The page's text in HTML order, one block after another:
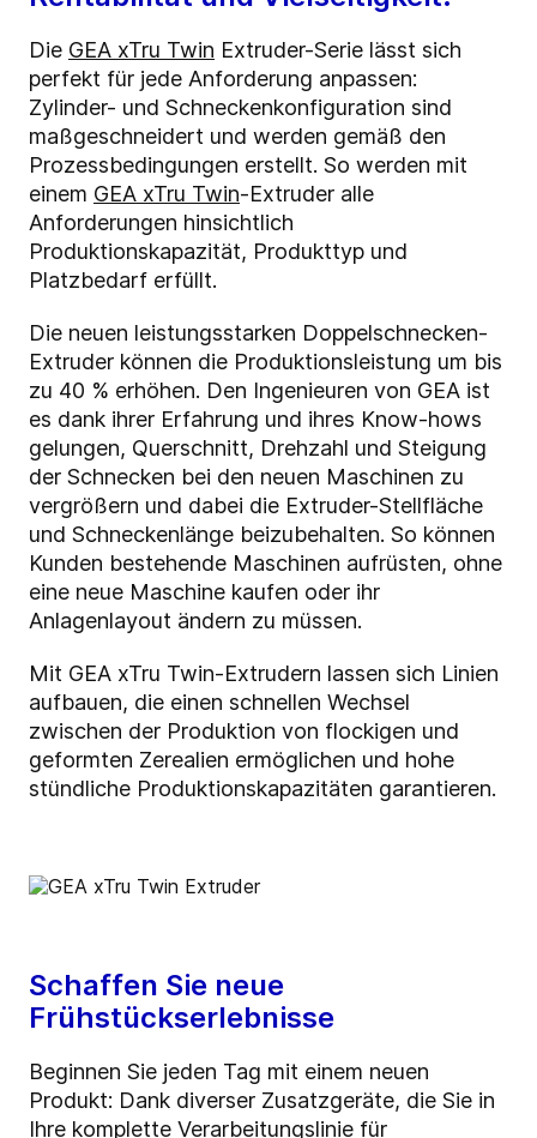
Die GEA xTru Twin Extruder-Serie lässt sich
perfekt für jede Anforderung anpassen:
Zylinder- und Schneckenkonfiguration sind
maßgeschneidert und werden gemäß den
Prozessbedingungen erstellt. So werden mit
einem GEA xTru Twin-Extruder alle
Anforderungen hinsichtlich
Produktionskapazität, Produkttyp und
Platzbedarf erfüllt.
Die neuen leistungsstarken Doppelschnecken-
Extruder können die Produktionsleistung um bis
zu 40 % erhöhen. Den Ingenieuren von GEA ist
es dank ihrer Erfahrung und ihres Know-hows
gelungen, Querschnitt, Drehzahl und Steigung
der Schnecken bei den neuen Maschinen zu
vergrößern und dabei die Extruder-Stellfläche
und Schneckenlänge beizubehalten. So können
Kunden bestehende Maschinen aufrüsten, ohne
eine neue Maschine kaufen oder ihr
Anlagenlayout ändern zu müssen.
Mit GEA xTru Twin-Extrudern lassen sich Linien
aufbauen, die einen schnellen Wechsel
zwischen der Produktion von flockigen und
geformten Zerealien ermöglichen und hohe
stündliche Produktionskapazitäten garantieren.
Schaffen Sie neue
Frühstückserlebnisse
Beginnen Sie jeden Tag mit einem neuen
Produkt: Dank diverser Zusatzgeräte, die Sie in
Ihre komplette Verarbeitungslinie für